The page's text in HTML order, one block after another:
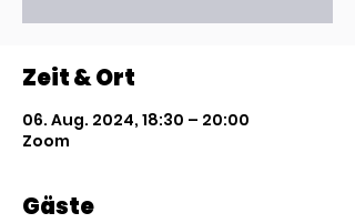
Zeit & Ort
06. Aug. 2024, 18:30 – 20:00
Zoom
Gäste